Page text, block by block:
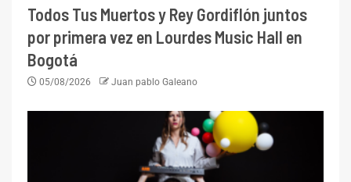
Todos Tus Muertos y Rey Gordiflón juntos
por primera vez en Lourdes Music Hall en
Bogotá
05/08/2026 Juan pablo Galeano